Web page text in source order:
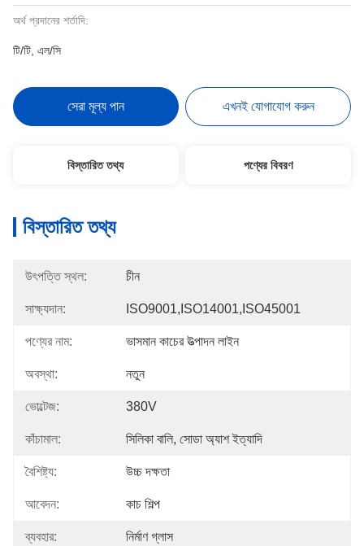
অর্থ প্রদানের শর্তাদি:
টি/টি, এল/সি
সেরা মূল্য পান এখনই যোগাযোগ করুন
বিস্তারিত তথ্য পণ্যের বিবরণ
বিস্তারিত তথ্য
উৎপত্তি স্থল: চীন
সাক্ষ্যদান: ISO9001,ISO14001,ISO45001
পণ্যের নাম: ভাসমান কাচের উত্পাদন লাইন
অবস্থা: নতুন
ভোল্টেজ: 380V
কাঁচামাল: সিলিকা বালি, সোডা অ্যাশ ইত্যাদি
বৈশিষ্ট্য: উচ্চ দক্ষতা
আবেদন: কাচ শিল্প
ব্যবহার: নির্মাণ গ্লাস